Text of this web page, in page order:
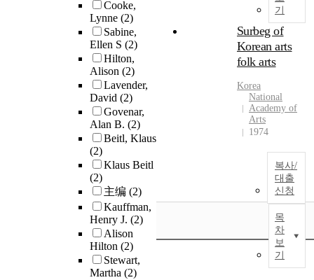
Cooke,
Lynne (2)
Sabine,
Ellen S (2)
Hilton,
Alison (2)
Lavender,
David (2)
Govenar,
Alan B. (2)
Beitl, Klaus
(2)
Klaus Beitl
(2)
主编 (2)
Kauffman,
Henry J. (2)
Alison
Hilton (2)
Stewart,
Martha (2)
기
Surbeg of
Korean arts
folk arts
Korea
National
Academy of
Arts
1974
복사/
대출
신청
목
차
보
기